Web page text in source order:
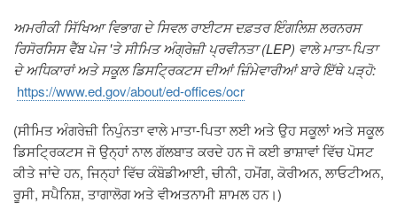
ਅਮਰੀਕੀ ਸਿੱਖਿਆ ਵਿਭਾਗ ਦੇ ਸਿਵਲ ਰਾਈਟਸ ਦਫ਼ਤਰ ਇੰਗਲਿਸ਼ ਲਰਨਰਸ
ਰਿਸੋਰਸਿਸ ਵੈੱਬ ਪੇਜ'ਤੇ ਸੀਮਿਤ ਅੰਗ੍ਰੇਜ਼ੀ ਪ੍ਰਵੀਨਤਾ(LEP) ਵਾਲੇ ਮਾਤਾ-ਪਿਤਾ
ਦੇ ਅਧਿਕਾਰਾਂ ਅਤੇ ਸਕੂਲ ਡਿਸਟ੍ਰਿਕਟਸ ਦੀਆਂ ਜ਼ਿੰਮੇਵਾਰੀਆਂ ਬਾਰੇ ਇੱਥੇ ਪੜ੍ਹੋ:
https://www.ed.gov/about/ed-offices/ocr
(ਸੀਮਿਤਅੰਗਰੇਜ਼ੀਨਿਪੁੰਨਤਾਵਾਲੇਮਾਤਾ-ਪਿਤਾਲਈਅਤੇਉਹਸਕੂਲਾਂਅਤੇਸਕੂਲ
ਡਿਸਟ੍ਰਿਕਟਸਜੋਉਨ੍ਹਾਂਨਾਲਗੱਲਬਾਤਕਰਦੇਹਨਜੋਕਈਭਾਸ਼ਾਵਾਂਵਿੱਚਪੋਸਟ
ਕੀਤੇਜਾਂਦੇਹਨ, ਜਿਨ੍ਹਾਂਵਿੱਚਕੰਬੋਡੀਆਈ, ਚੀਨੀ, ਹਮੋਂਗ, ਕੋਰੀਅਨ, ਲਾਓਟੀਅਨ,
ਰੂਸੀ, ਸਪੈਨਿਸ਼, ਤਾਗਾਲੋਗਅਤੇਵੀਅਤਨਾਮੀਸ਼ਾਮਲਹਨ।)